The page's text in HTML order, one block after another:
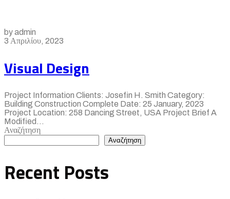
by admin
3 Απριλίου, 2023
Visual Design
Project Information Clients: Josefin H. Smith Category:
Building Construction Complete Date: 25 January, 2023
Project Location: 258 Dancing Street, USA Project Brief A
Modified...
Αναζήτηση
Αναζήτηση
Recent Posts